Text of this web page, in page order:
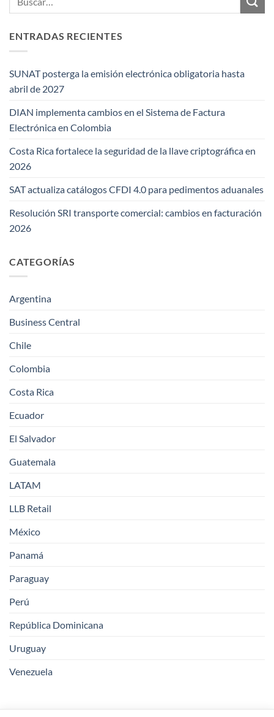
ENTRADAS RECIENTES
SUNAT posterga la emisión electrónica obligatoria hasta
abril de 2027
DIAN implementa cambios en el Sistema de Factura
Electrónica en Colombia
Costa Rica fortalece la seguridad de la llave criptográfica en
2026
SAT actualiza catálogos CFDI 4.0 para pedimentos aduanales
Resolución SRI transporte comercial: cambios en facturación
2026
CATEGORÍAS
Argentina
Business Central
Chile
Colombia
Costa Rica
Ecuador
El Salvador
Guatemala
LATAM
LLB Retail
México
Panamá
Paraguay
Perú
República Dominicana
Uruguay
Venezuela